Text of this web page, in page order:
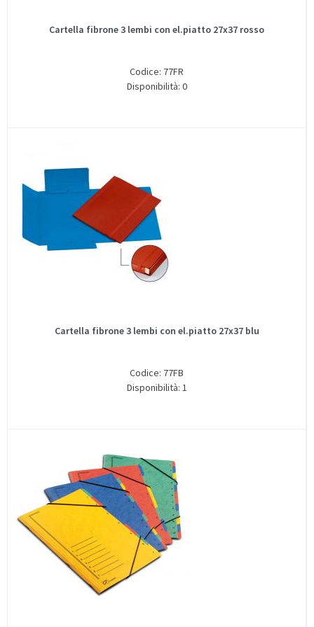
Cartella fibrone 3 lembi con el.piatto 27x37 rosso
Codice: 77FR
Disponibilità: 0
Cartella fibrone 3 lembi con el.piatto 27x37 blu
Codice: 77FB
Disponibilità: 1